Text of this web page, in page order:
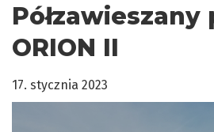
Półzawieszany
ORION II
17. stycznia 2023